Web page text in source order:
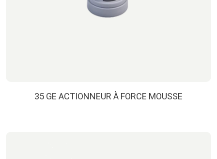
35 GE ACTIONNEUR À FORCE MOUSSE